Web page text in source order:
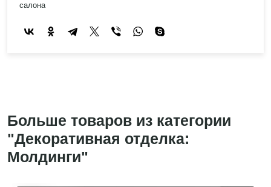
салона
Больше товаров из категории
"Декоративная отделка:
Молдинги"